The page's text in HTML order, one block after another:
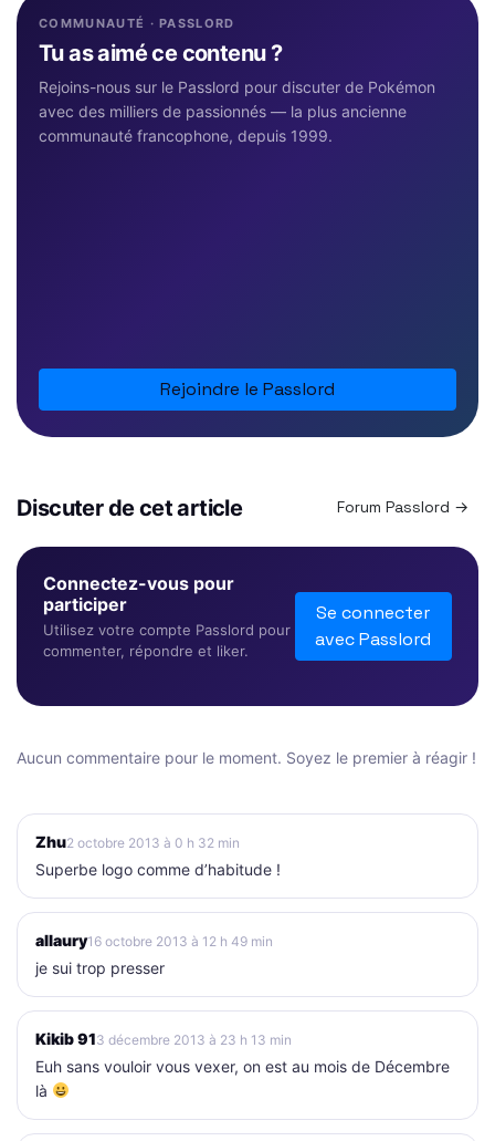
COMMUNAUTÉ · PASSLORD
Tu as aimé ce contenu ?
Rejoins-nous sur le Passlord pour discuter de Pokémon
avec des milliers de passionnés — la plus ancienne
communauté francophone, depuis 1999.
Rejoindre le Passlord
Discuter de cet article Forum Passlord →
Connectez-vous pour
participer
Utilisez votre compte Passlord pour
commenter, répondre et liker.
Se connecter
avec Passlord
Aucun commentaire pour le moment. Soyez le premier à réagir !
Zhu2 octobre 2013 à 0 h 32 min
Superbe logo comme d’habitude !
allaury16 octobre 2013 à 12 h 49 min
je sui trop presser
Kikib 913 décembre 2013 à 23 h 13 min
Euh sans vouloir vous vexer, on est au mois de Décembre
là